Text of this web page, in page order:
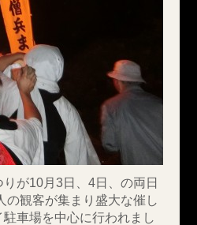
が10月3日、4日、の両日
の観客が集まり盛大な催し
車場を中心に行われまし